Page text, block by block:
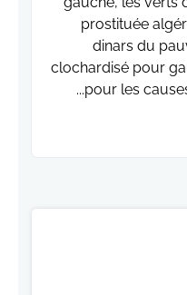
prostituée
dinars du
clochardisé pour
pour les